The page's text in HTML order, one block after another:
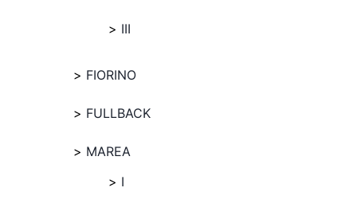
III
FIORINO
FULLBACK
MAREA
I